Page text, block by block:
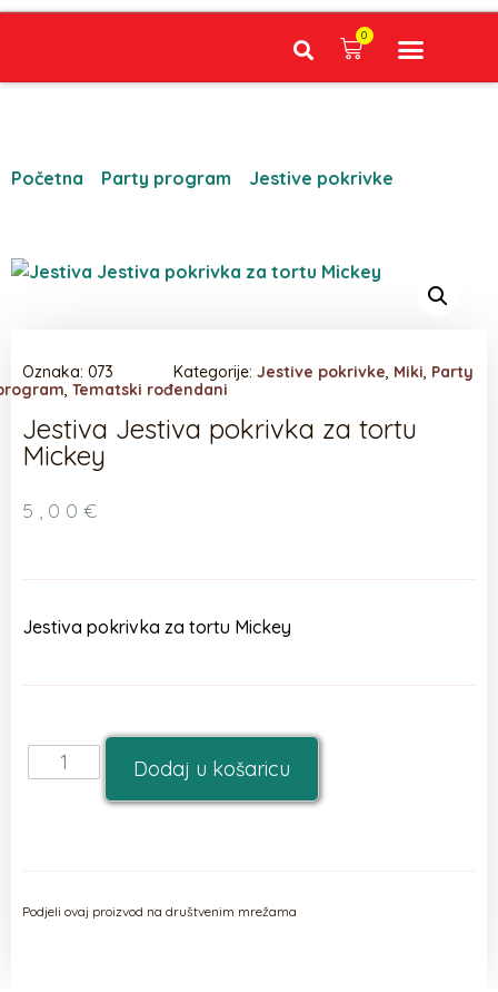
0
Početna Party program Jestive pokrivke
Oznaka: 073 Kategorije: Jestive pokrivke Miki Party
Tematski rođendani
Jestiva Jestiva pokrivka za tortu
Mickey
5,00 €
Jestiva pokrivka za tortu Mickey
Dodaj u košaricu
Podjeli ovaj proizvod na društvenim mrežama